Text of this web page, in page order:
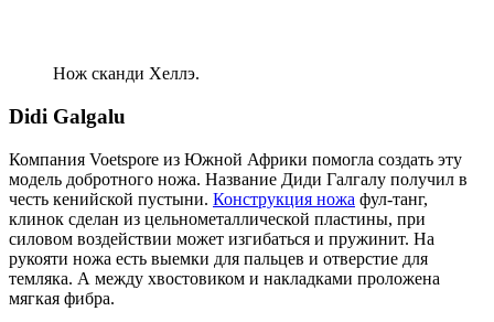
Нож сканди Хеллэ.
Didi Galgalu
Компания Voetspore из Южной Африки помогла создать эту
модель добротного ножа. Название Диди Галгалу получил в
честь кенийской пустыни. Конструкция ножа фул-танг,
клинок сделан из цельнометаллической пластины, при
силовом воздействии может изгибаться и пружинит. На
рукояти ножа есть выемки для пальцев и отверстие для
темляка. А между хвостовиком и накладками проложена
мягкая фибра.